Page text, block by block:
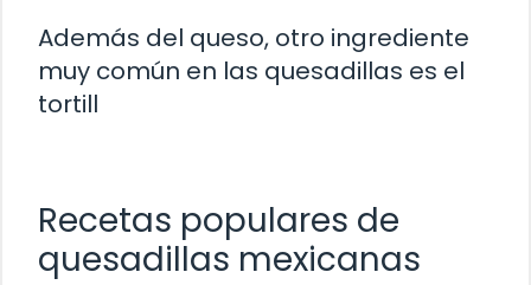
Además del queso, otro ingrediente
muy común en las quesadillas es el
tortill
Recetas populares de
quesadillas mexicanas